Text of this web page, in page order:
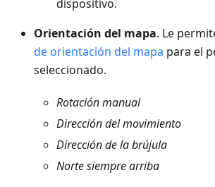
dispositivo.
Orientación del mapa. Le
de orientación del mapa para el
seleccionado.
Rotación manual
Dirección del movimiento
Dirección de la brújula
Norte siempre arriba